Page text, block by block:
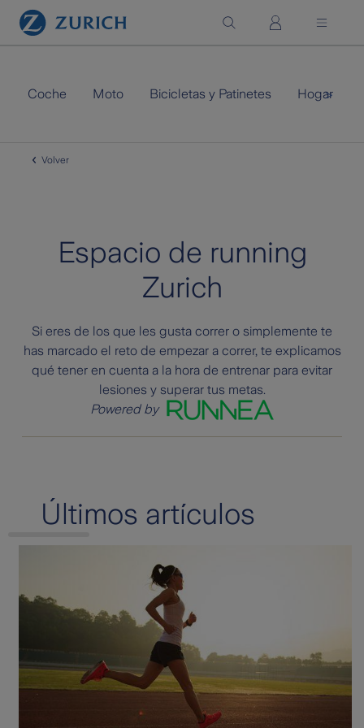
Saltar al contenido principal
Coche Moto Bicicletas y Patinetes Hogar
>
Volver
Espacio de running
Zurich
Si eres de los que les gusta correr o simplemente te
has marcado el reto de empezar a correr, te explicamos
qué tener en cuenta a la hora de entrenar para evitar
lesiones y superar tus metas.
Powered by
Últimos artículos